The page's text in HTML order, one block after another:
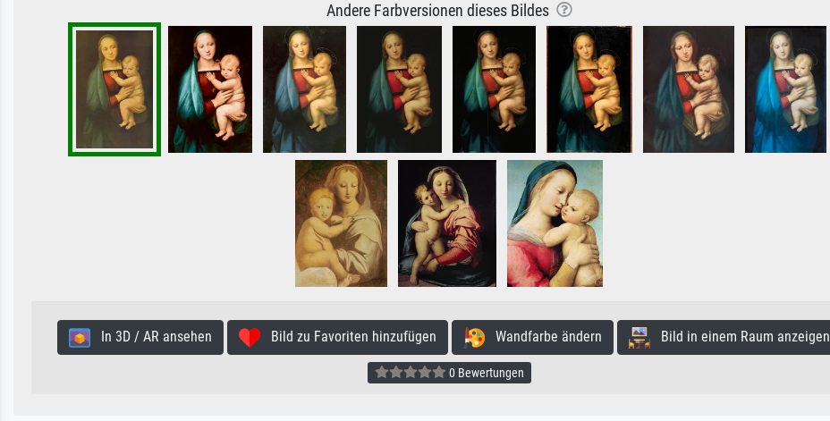
Andere Farbversionen dieses Bildes
In 3D / AR ansehen Bild zu Favoriten hinzufügen Wandfarbe ändern Bild in einem Raum anzeigen
0 Bewertungen